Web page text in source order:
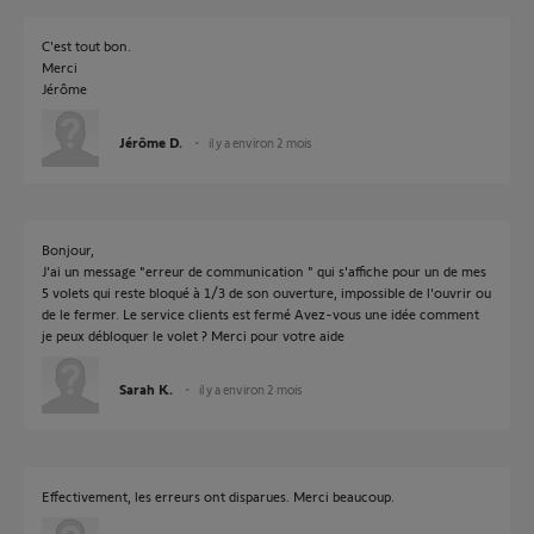
C'est tout bon.
Merci
Jérôme
Jérôme D. il y a environ 2 mois
Bonjour,
J'ai un message "erreur de communication " qui s'affiche pour un de mes
5 volets qui reste bloqué à 1/3 de son ouverture, impossible de l'ouvrir ou
de le fermer. Le service clients est fermé Avez-vous une idée comment
je peux débloquer le volet ? Merci pour votre aide
Sarah K. il y a environ 2 mois
Effectivement, les erreurs ont disparues. Merci beaucoup.